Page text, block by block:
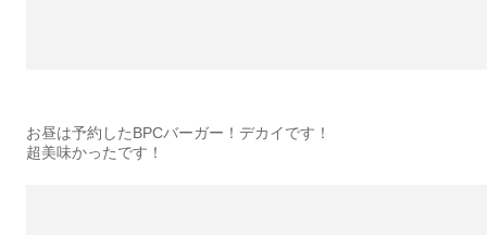
お昼は予約したBPCバーガー！デカイです！
超美味かったです！